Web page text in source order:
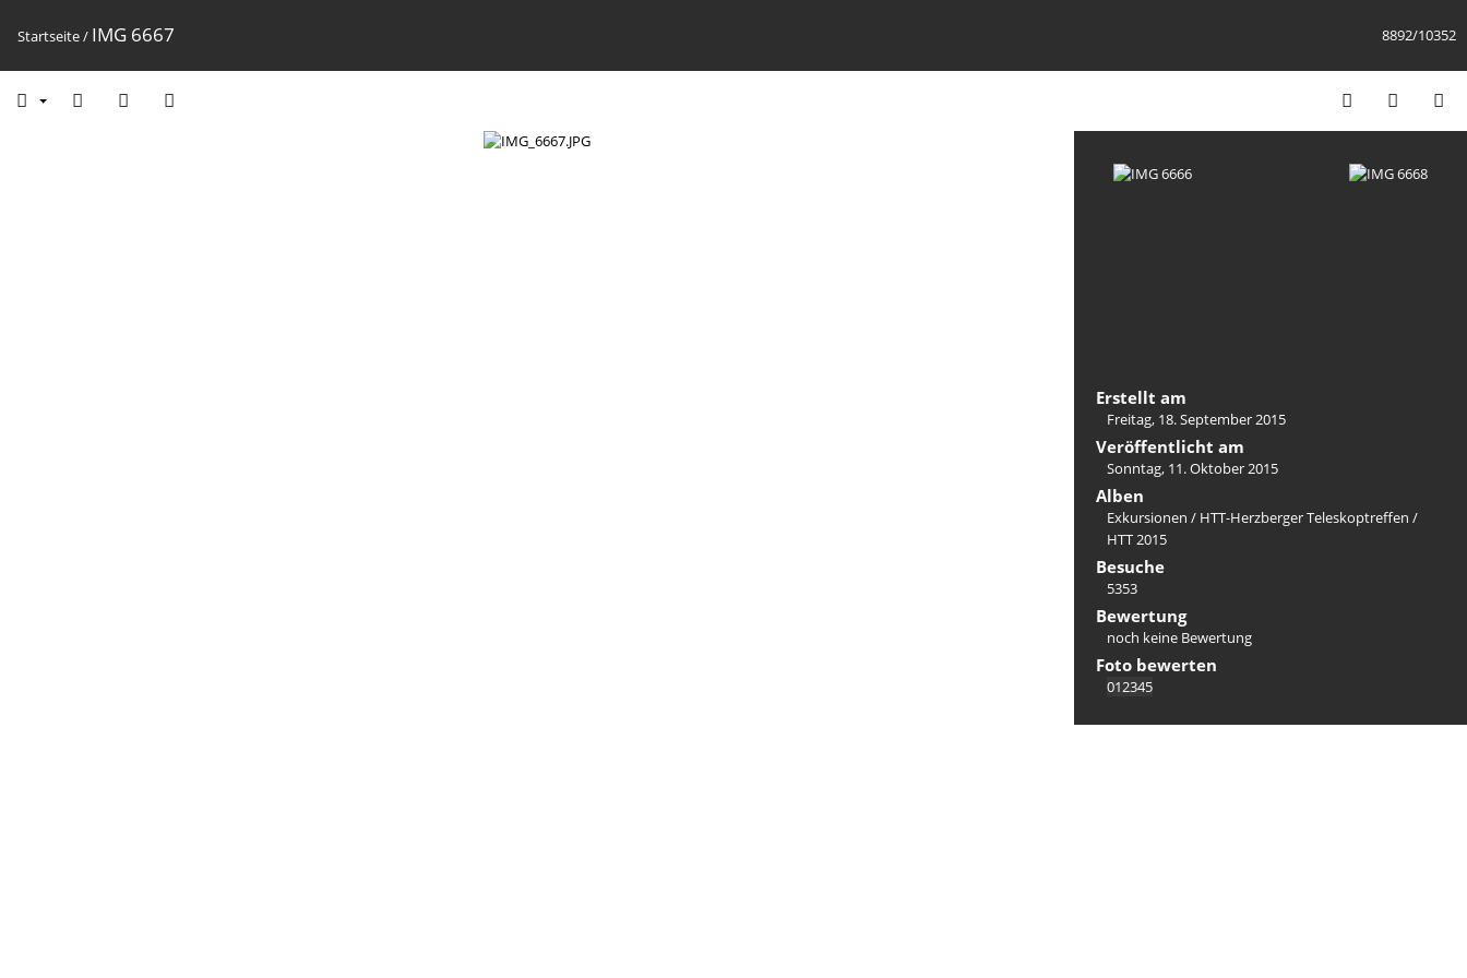
8892/10352
Startseite/ IMG 6667
Erstellt am
Freitag, 18. September 2015
Veröffentlicht am
Sonntag, 11. Oktober 2015
Alben
Exkursionen / HTT-Herzberger Teleskoptreffen /
HTT 2015
Besuche
5353
Bewertung
noch keine Bewertung
Foto bewerten